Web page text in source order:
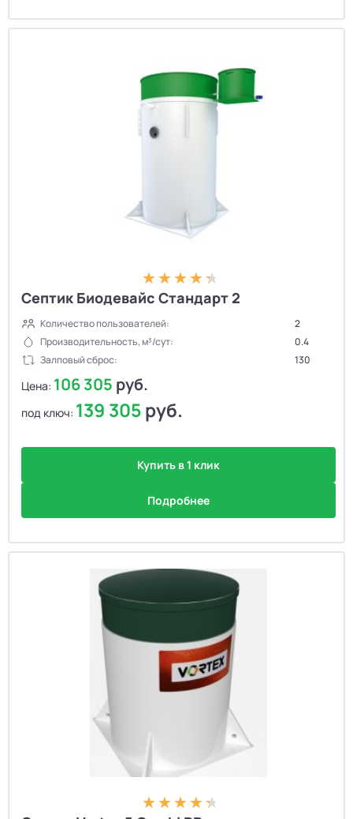
Септик Биодевайс Стандарт 2
Количество пользователей:
2
Производительность, м³/сут:
0.4
Залповый сброс:
130
Цена: 106 305 руб.
под ключ: 139 305руб.
Купить в 1 клик
Подробнее